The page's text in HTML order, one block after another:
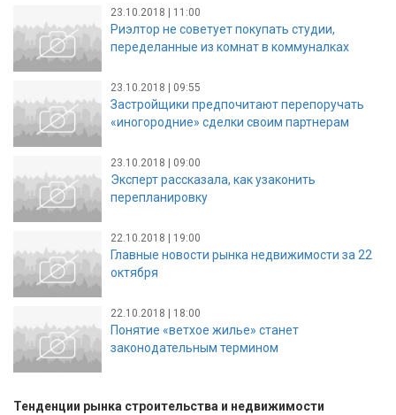
23.10.2018 | 11:00
Риэлтор не советует покупать студии,
переделанные из комнат в коммуналках
23.10.2018 | 09:55
Застройщики предпочитают перепоручать
«иногородние» сделки своим партнерам
23.10.2018 | 09:00
Эксперт рассказала, как узаконить
перепланировку
22.10.2018 | 19:00
Главные новости рынка недвижимости за 22
октября
22.10.2018 | 18:00
Понятие «ветхое жилье» станет
законодательным термином
Тенденции рынка строительства и недвижимости